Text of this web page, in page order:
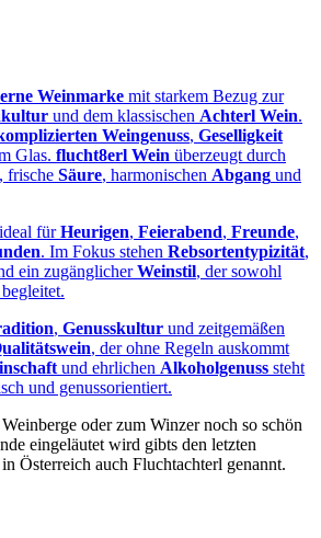
Weinmarke mit starkem Bezug zur
und dem klassischen Achterl Wein.
Weingenuss, Geselligkeit
Glas. flucht8erl Wein überzeugt durch
, frische Säure, harmonischen Abgang und
fürHeurigen, Feierabend, Freunde,
. Im Fokus stehen Rebsortentypizität,
ein zugänglicherWeinstil, der sowohl
begleitet.
, Genusskultur und zeitgemäßen
, der ohne Regeln auskommt
und ehrlichen Alkoholgenuss steht
und genussorientiert.
oder zum Winzer noch so schön
eingeläutet wird gibts den letzten
Österreich auch Fluchtachterl genannt.